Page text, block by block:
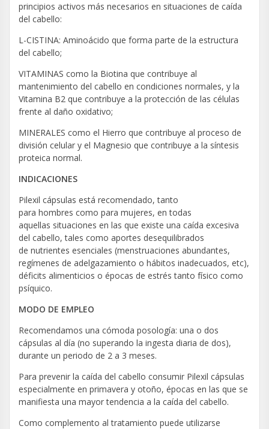
principios activos más necesarios en situaciones de caída
del cabello:
L-CISTINA: Aminoácido que forma parte de la estructura
del cabello;
VITAMINAS como la Biotina que contribuye al
mantenimiento del cabello en condiciones normales, y la
Vitamina B2 que contribuye a la protección de las células
frente al daño oxidativo;
MINERALES como el Hierro que contribuye al proceso de
división celular y el Magnesio que contribuye a la síntesis
proteica normal.
INDICACIONES
Pilexil cápsulas está recomendado, tanto
para hombres como para mujeres, en todas
aquellas situaciones en las que existe una caída excesiva
del cabello, tales como aportes desequilibrados
de nutrientes esenciales (menstruaciones abundantes,
regímenes de adelgazamiento o hábitos inadecuados, etc),
déficits alimenticios o épocas de estrés tanto físico como
psíquico.
MODO DE EMPLEO
Recomendamos una cómoda posología: una o dos
cápsulas al día (no superando la ingesta diaria de dos),
durante un periodo de 2 a 3 meses.
Para prevenir la caída del cabello consumir Pilexil cápsulas
especialmente en primavera y otoño, épocas en las que se
manifiesta una mayor tendencia a la caída del cabello.
Como complemento al tratamiento puede utilizarse